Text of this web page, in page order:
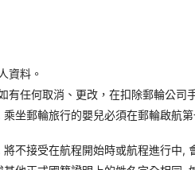
資料。
有任何取消、更改，在扣除郵輪公
坐郵輪旅行的嬰兒必須在郵輪啟航
不接受在航程開始時或航程進行中,